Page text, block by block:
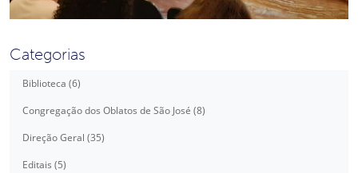
Categorias
Biblioteca (6)
Congregação dos Oblatos de São José (8)
Direção Geral (35)
Editais (5)